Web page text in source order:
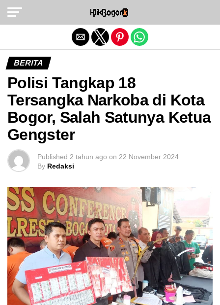
BERITA
Polisi Tangkap 18
Tersangka Narkoba di Kota
Bogor, Salah Satunya Ketua
Gengster
Published 2 tahun ago on 22 November 2024
By Redaksi
Exit mobile version